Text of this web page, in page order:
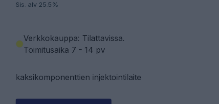
Sis. alv 25.5%
Verkkokauppa: Tilattavissa.
Toimitusaika 7 - 14 pv
kaksikomponenttien injektointilaite